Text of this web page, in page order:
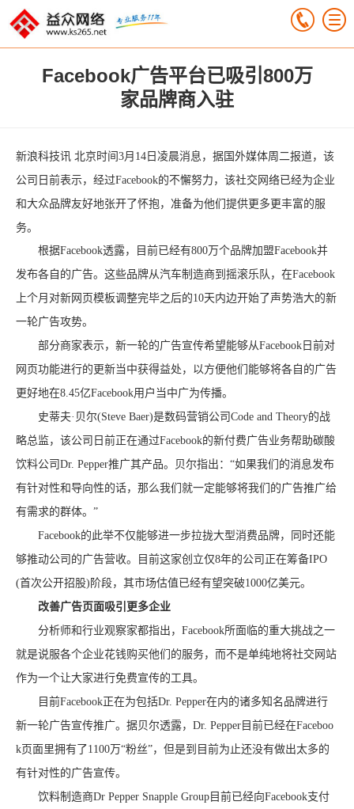
Facebook广告平台已吸引800万
家品牌商入驻
新浪科技讯 北京时间3月14日凌晨消息，据国外媒体周二报道，该
公司日前表示，经过Facebook的不懈努力，该社交网络已经为企业
和大众品牌友好地张开了怀抱，准备为他们提供更多更丰富的服
务。
根据Facebook透露，目前已经有800万个品牌加盟Facebook并
发布各自的广告。这些品牌从汽车制造商到摇滚乐队，在Facebook
上个月对新网页模板调整完毕之后的10天内边开始了声势浩大的新
一轮广告攻势。
部分商家表示，新一轮的广告宣传希望能够从Facebook日前对
网页功能进行的更新当中获得益处，以方便他们能够将各自的广告
更好地在8.45亿Facebook用户当中广为传播。
史蒂夫·贝尔(Steve Baer)是数码营销公司Code and Theory的战
略总监，该公司日前正在通过Facebook的新付费广告业务帮助碳酸
饮料公司Dr. Pepper推广其产品。贝尔指出：“如果我们的消息发布
有针对性和导向性的话，那么我们就一定能够将我们的广告推广给
有需求的群体。”
Facebook的此举不仅能够进一步拉拢大型消费品牌，同时还能
够推动公司的广告营收。目前这家创立仅8年的公司正在筹备IPO
(首次公开招股)阶段，其市场估值已经有望突破1000亿美元。
改善广告页面吸引更多企业
分析师和行业观察家都指出，Facebook所面临的重大挑战之一
就是说服各个企业花钱购买他们的服务，而不是单纯地将社交网站
作为一个让大家进行免费宣传的工具。
目前Facebook正在为包括Dr. Pepper在内的诸多知名品牌进行
新一轮广告宣传推广。据贝尔透露，Dr. Pepper目前已经在Faceboo
k页面里拥有了1100万“粉丝”，但是到目前为止还没有做出太多的
有针对性的广告宣传。
饮料制造商Dr Pepper Snapple Group目前已经向Facebook支付